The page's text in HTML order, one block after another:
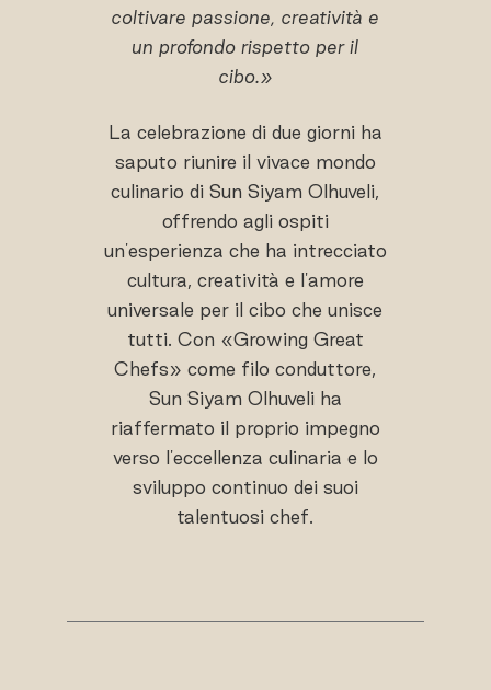
coltivare passione, creatività e
un profondo rispetto per il
cibo.»
La celebrazione di due giorni ha
saputo riunire il vivace mondo
culinario di Sun Siyam Olhuveli,
offrendo agli ospiti
un'esperienza che ha intrecciato
cultura, creatività e l'amore
universale per il cibo che unisce
tutti. Con «Growing Great
Chefs» come filo conduttore,
Sun Siyam Olhuveli ha
riaffermato il proprio impegno
verso l'eccellenza culinaria e lo
sviluppo continuo dei suoi
talentuosi chef.